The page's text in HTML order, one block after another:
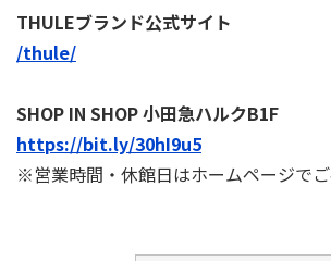
THULEブランド公式サイト
/thule/
SHOP IN SHOP 小田急ハルクB1F
https://bit.ly/30hI9u5
※営業時間・休館日はホームページで